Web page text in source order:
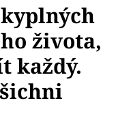
života,
každý.